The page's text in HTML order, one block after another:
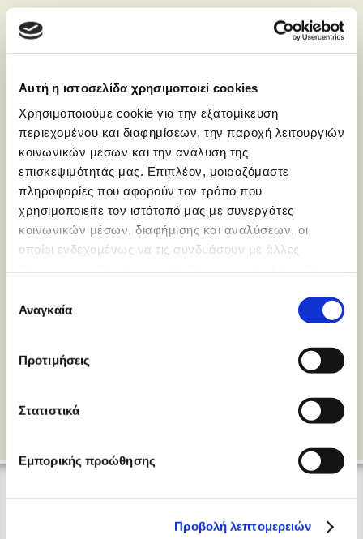
Αυτή η ιστοσελίδα χρησιμοποιεί cookies
Χρησιμοποιούμε cookie για την εξατομίκευση
περιεχομένου και διαφημίσεων, την παροχή λειτουργιών
κοινωνικών μέσων και την ανάλυση της
επισκεψιμότητάς μας. Επιπλέον, μοιραζόμαστε
πληροφορίες που αφορούν τον τρόπο που
χρησιμοποιείτε τον ιστότοπό μας με συνεργάτες
κοινωνικών μέσων, διαφήμισης και αναλύσεων, οι
οποίοι ενδεχομένως να τις συνδυάσουν με άλλες
των υπηρεσιών τους.
συγκατάθεσης
Αναγκαία
Προτιμήσεις
Στατιστικά
Εμπορικής προώθησης
Προβολή λεπτομερειών